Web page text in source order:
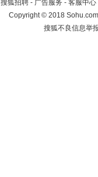
搜狐招聘 - 广告服务 - 客服中心
Copyright©2018
搜狐不良信息举